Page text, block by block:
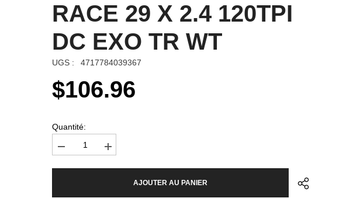
RACE 29 X 2.4 120TPI
DC EXO TR WT
UGS : 4717784039367
$106.96
Quantité:
Diminuer
quantité
Augmenter
quantité
AJOUTER AU PANIER